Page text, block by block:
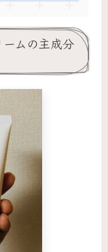
ムの主成分